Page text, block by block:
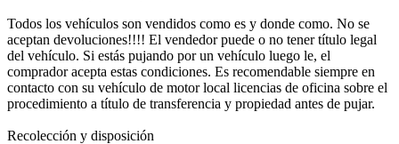
Todos los vehículos son vendidos como es y donde como. No se
aceptan devoluciones!!!! El vendedor puede o no tener título legal
del vehículo. Si estás pujando por un vehículo luego le, el
comprador acepta estas condiciones. Es recomendable siempre en
contacto con su vehículo de motor local licencias de oficina sobre el
procedimiento a título de transferencia y propiedad antes de pujar.
Recolección y disposición